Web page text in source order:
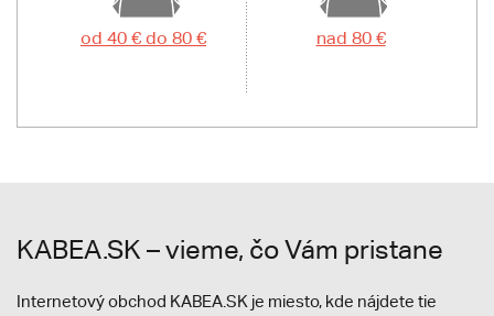
od 40 € do 80 € nad 80 €
KABEA.SK – vieme, čo Vám pristane
Internetový obchod KABEA.SK je miesto, kde nájdete tie